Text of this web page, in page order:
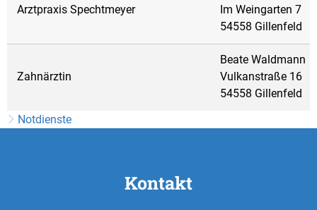
Arztpraxis Spechtmeyer
Im Weingarten 7
54558 Gillenfeld
Zahnärztin
Beate Waldmann
Vulkanstraße 16
54558 Gillenfeld
Notdienste
Kontakt